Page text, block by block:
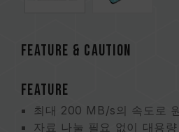
FEATURE & CAUTION
FEATURE
최대 200 MB/s의 속도로
자료 나눌 필요 없이 대용